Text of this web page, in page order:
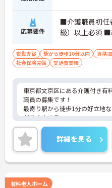
応募要件
■介護職員初任
級）以上必須 ■
夜勤専従 駅から徒歩10分以内 資格
社会保険完備
交通費支給
東京都文京区にある介護付き有
職員の募集です！
最寄り駅から徒歩1分の好立地
ができます◎
資格取得支援制度もあるので働
プも目指せます♪
ご興味ある方は面接ポイントを
お気軽にご連絡ください。
詳細を見る
有料老人ホーム